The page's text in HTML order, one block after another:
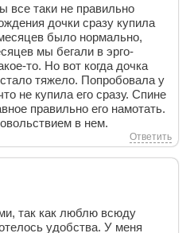
все таки не правильно
дочки сразу купила
было нормально,
мы бегали в эрго-
то. Но вот когда дочка
тяжело. Попробовала у
не купила его сразу. Спине
правильно его намотать.
в нем.
Ответить
так как люблю всюду
удобства. У меня